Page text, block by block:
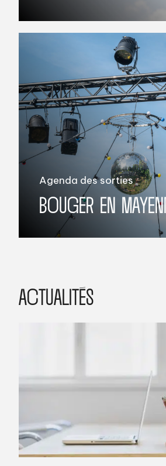
Agenda des sorties
BOUGER EN
ACTUALITÉS